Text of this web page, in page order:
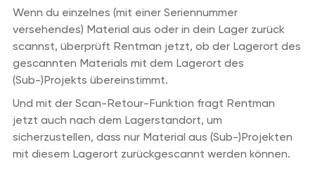
Wenn du einzelnes (mit einer Seriennummer
versehendes) Material aus oder in dein Lager zurück
scannst, überprüft Rentman jetzt, ob der Lagerort des
gescannten Materials mit dem Lagerort des
(Sub-)Projekts übereinstimmt.
Und mit der Scan-Retour-Funktion fragt Rentman
jetzt auch nach dem Lagerstandort, um
sicherzustellen, dass nur Material aus (Sub-)Projekten
mit diesem Lagerort zurückgescannt werden können.